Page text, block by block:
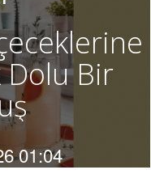
Dolu Bir
01:04